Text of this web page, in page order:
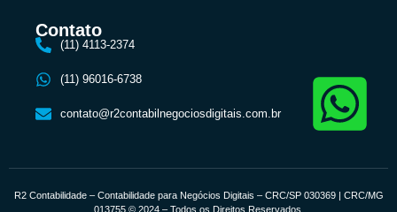
Contato
(11) 4113-2374
(11) 96016-6738
contato@r2contabilnegociosdigitais.com.br
R2 Contabilidade – Contabilidade para Negócios Digitais – CRC/SP 030369 | CRC/MG
013755 © 2024 – Todos os Direitos Reservados.